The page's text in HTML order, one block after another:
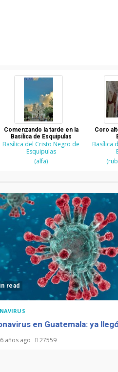
Comenzando la tarde en la
Basílica de Esquipulas
Basílica del Cristo Negro de
Esquipulas
(alfa)
Coro
Basílica
read
en Guatemala: ya
6 años ago 27559